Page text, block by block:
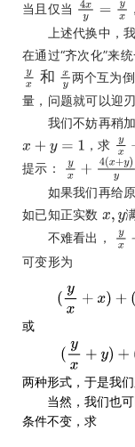
当且仅当
上述代换中，我
在通过“齐次化”来
和
两个互为
量，问题就可以迎
我们不妨再稍加
，求
提示：
如果我们再给原
如已知正实数
不难看出，
可变形为
或
两种形式，于是我
当然，我们也可
条件不变，求